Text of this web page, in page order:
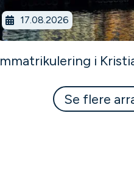
17.08.2026
i
Se flere